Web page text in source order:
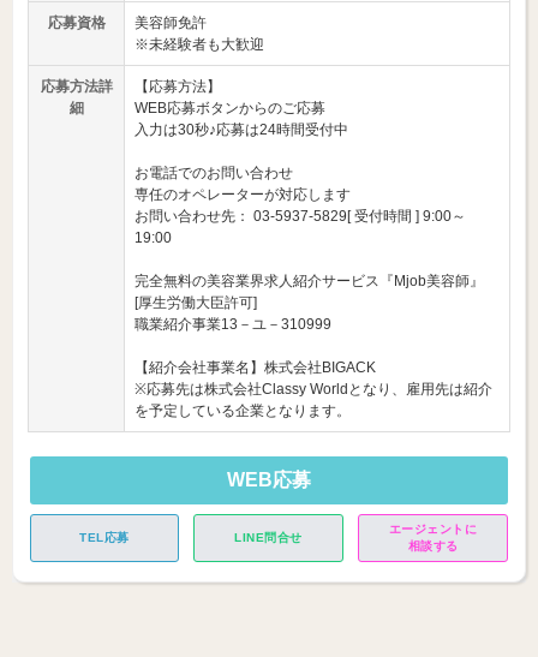
応募資格
美容師免許
※未経験者も大歓迎
応募方法詳
細
【応募方法】
WEB応募ボタンからのご応募
入力は30秒♪応募は24時間受付中
お電話でのお問い合わせ
専任のオペレーターが対応します
お問い合わせ先： 03-5937-5829[ 受付時間 ] 9:00～
19:00
完全無料の美容業界求人紹介サービス『Mjob美容師』
[厚生労働大臣許可]
職業紹介事業13－ユ－310999
【紹介会社事業名】株式会社BIGACK
※応募先は株式会社Classy Worldとなり、雇用先は紹介
を予定している企業となります。
WEB応募
TEL応募 LINE問合せ
エージェントに
相談する